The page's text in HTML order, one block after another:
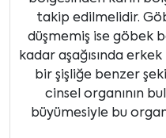
takip edilmelidir.
düşmemiş ise göbek
kadar aşağısında
bir şişliğe benzer
cinsel organının
büyümesiyle bu